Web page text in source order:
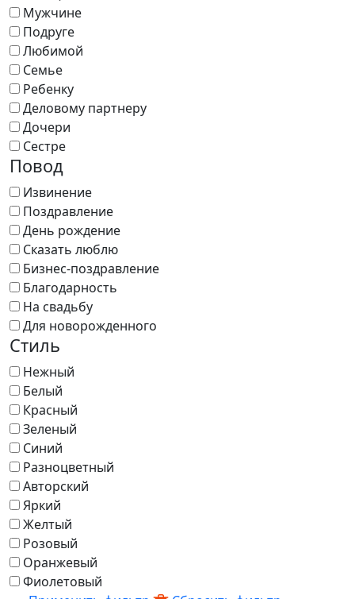
Мужчине
Подруге
Любимой
Семье
Ребенку
Деловому партнеру
Дочери
Сестре
Повод
Извинение
Поздравление
День рождение
Сказать люблю
Бизнес-поздравление
Благодарность
На свадьбу
Для новорожденного
Стиль
Нежный
Белый
Красный
Зеленый
Синий
Разноцветный
Авторский
Яркий
Желтый
Розовый
Оранжевый
Фиолетовый